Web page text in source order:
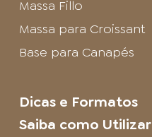
Massa Fillo
Massa para Croissant
Base para Canapés
Dicas e Formatos
Saiba como Utilizar